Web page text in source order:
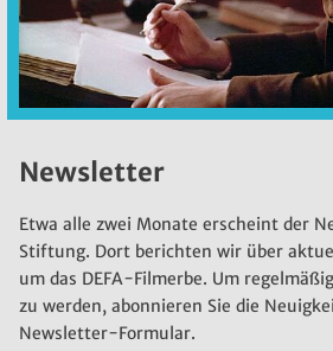
Newsletter
Etwa alle zwei Monate erscheint der
Stiftung. Dort berichten wir über
um das DEFA-Filmerbe. Um
zu werden, abonnieren Sie die
Newsletter-Formular.